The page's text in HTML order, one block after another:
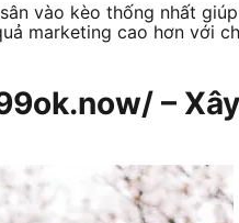
vào kèo thống nhất
marketing cao hơn với
–